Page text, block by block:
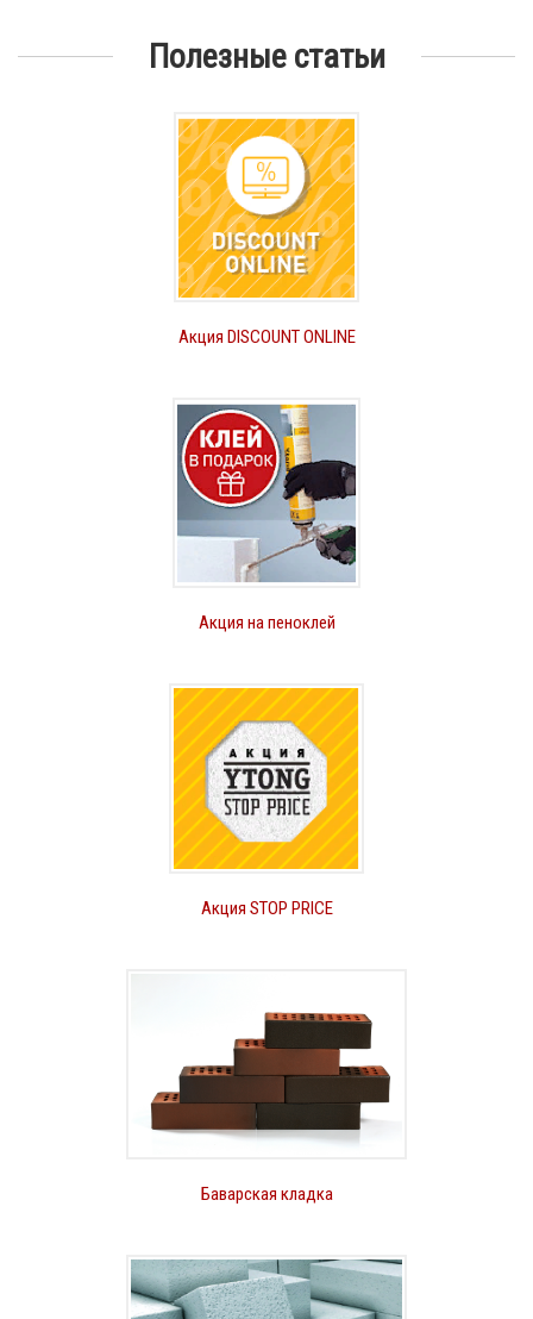
Полезные статьи
Акция DISCOUNT ONLINE
Акция на пеноклей
Акция STOP PRICE
Баварская кладка